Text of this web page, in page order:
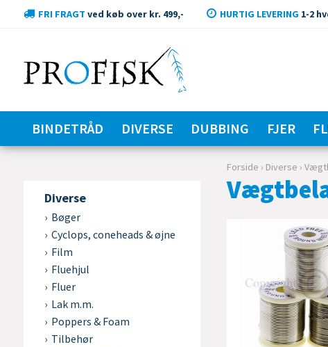
FRI FRAGT ved køb over kr. 499,- HURTIG LEVERING1-2
BINDETRÅD DIVERSE DUBBING FJER
Diverse
Bøger
Cyclops, coneheads & øjne
Film
Fluehjul
Fluer
Lak m.m.
Poppers & Foam
Tilbehør
Forside › Diverse ›